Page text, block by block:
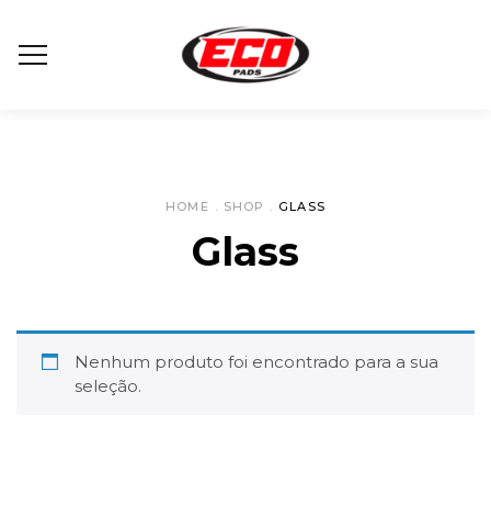
Glass
HOME . SHOP . GLASS
Nenhum produto foi encontrado para a sua
seleção.